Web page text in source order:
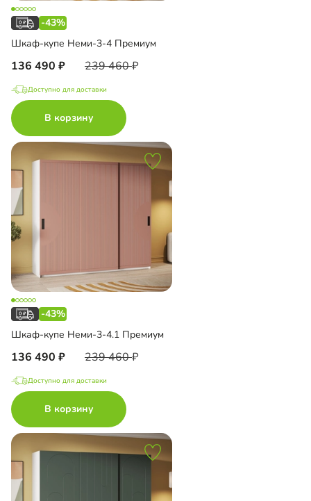
-43%
Шкаф-купе Неми-3-4 Премиум
136 490 239 460
Доступно для доставки
В корзину
-43%
Шкаф-купе Неми-3-4.1 Премиум
136 490 239 460
Доступно для доставки
В корзину